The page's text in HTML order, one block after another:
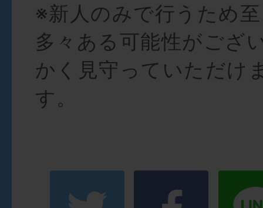
※新人のみで行うため
多々ある可能性がござ
かく見守っていただけ
す。